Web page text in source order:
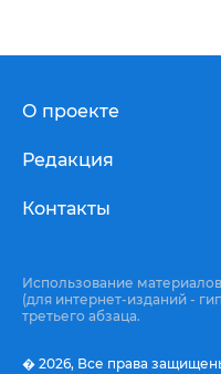
О проекте
Редакция
Контакты
Использование
(для интернет-изданий -
третьего абзаца.
� 2026, Все права